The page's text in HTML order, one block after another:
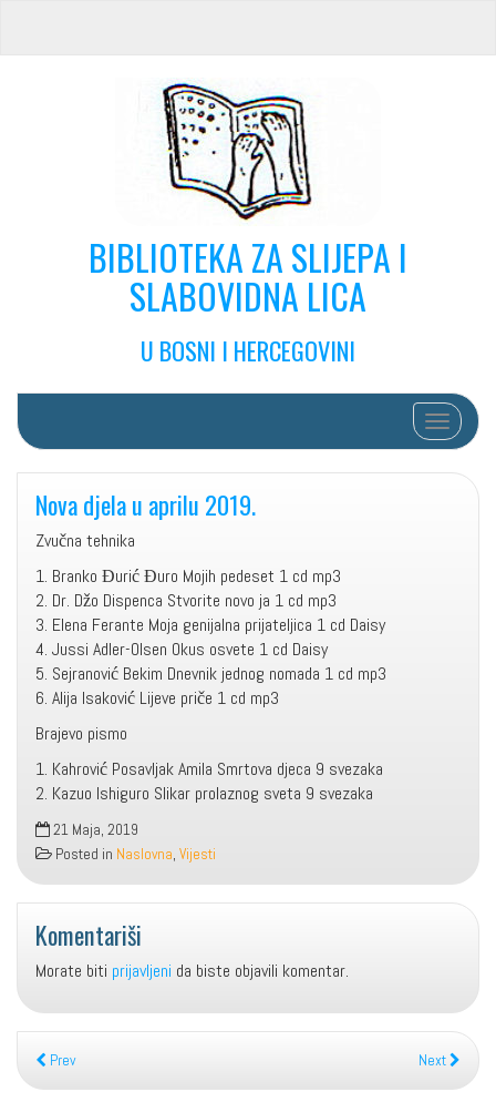
BIBLIOTEKA ZA SLIJEPA I
SLABOVIDNA LICA
U BOSNI I HERCEGOVINI
Toggle
Nova djela u aprilu 2019.
Zvučna tehnika
1. Branko Đurić Đuro Mojih pedeset 1 cd mp3
2. Dr. Džo Dispenca Stvorite novo ja 1 cd mp3
3. Elena Ferante Moja genijalna prijateljica 1 cd Daisy
4. Jussi Adler-Olsen Okus osvete 1 cd Daisy
5. Sejranović Bekim Dnevnik jednog nomada 1 cd mp3
6. Alija Isaković Lijeve priče 1 cd mp3
Brajevo pismo
1. Kahrović Posavljak Amila Smrtova djeca 9 svezaka
2. Kazuo Ishiguro Slikar prolaznog sveta 9 svezaka
21 Maja, 2019
Posted in Naslovna, Vijesti
Komentariši
Morate biti prijavljeni da biste objavili komentar.
Prev Next